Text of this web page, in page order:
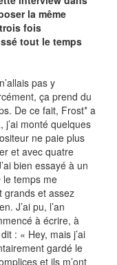
la même
fois
tout le temps
pas y
ça prend du
De ce fait, Frost* a
monté quelques
ne paie plus
et avec quatre
bien essayé à un
le temps me
grands et assez
J’ai pu, l’an
à écrire, à
: « Hey, mais j’ai
gardé le
et ils m’ont